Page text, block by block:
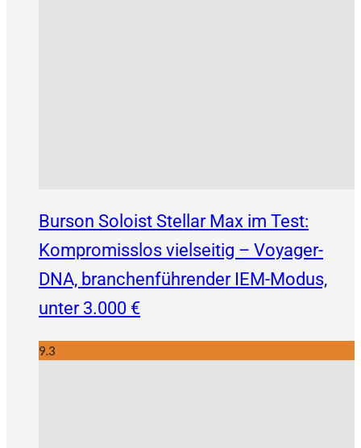
Burson Soloist Stellar Max im Test:
Kompromisslos vielseitig – Voyager-
DNA, branchenführender IEM-Modus,
unter 3.000 €
9.3